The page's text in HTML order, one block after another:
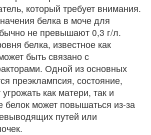
который требует внимания.
белка в моче для
не превышают 0,3 г/л.
белка, известное как
быть связано с
Одной из основных
преэклампсия, состояние,
как матери, так и
белок может повышаться из-за
путей или